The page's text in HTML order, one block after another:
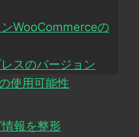
WooCommerceの
スのバージョン
使用可能性
報を整形